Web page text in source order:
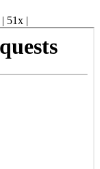
| 51x |